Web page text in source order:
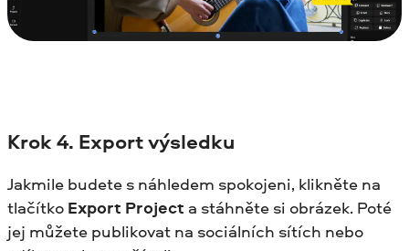
Krok 4. Export výsledku
Jakmile budete s náhledem spokojeni, klikněte na
tlačítko Export Project a stáhněte si obrázek. Poté
jej můžete publikovat na sociálních sítích nebo